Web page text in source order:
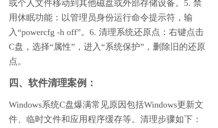
或个人文件移动到其他磁盘或外部存储设备。5. 禁
用休眠功能：以管理员身份运行命令提示符，输
入“powercfg -h off”。6. 清理系统还原点：右键点击
C盘，选择“属性”，进入“系统保护”，删除旧的还原
点。
四、软件清理案例：
Windows系统C盘爆满常见原因包括Windows更新文
件、临时文件和应用程序缓存等。清理步骤如下：